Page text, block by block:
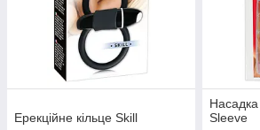
Ерекційне кільце Skill
Sleeve